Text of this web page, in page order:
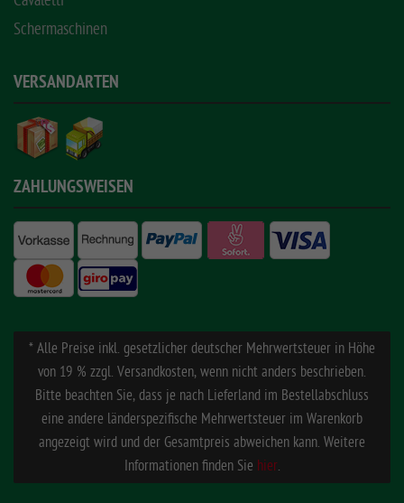
Schermaschinen
VERSANDARTEN
ZAHLUNGSWEISEN
* Alle Preise inkl. gesetzlicher deutscher Mehrwertsteuer in Höhe
von 19 % zzgl. Versandkosten, wenn nicht anders beschrieben.
Bitte beachten Sie, dass je nach Lieferland im Bestellabschluss
eine andere länderspezifische Mehrwertsteuer im Warenkorb
angezeigt wird und der Gesamtpreis abweichen kann. Weitere
Informationen finden Sie hier.